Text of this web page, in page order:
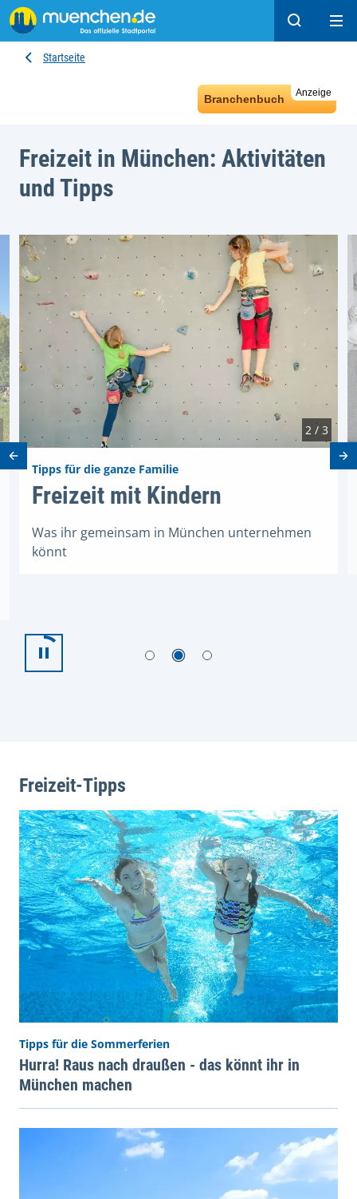
Suchen
Startseite
Anzeige
Branchenbuch
Freizeit in München: Aktivitäten
und Tipps
Vorheriges Element
2 / 3
Tipps für die ganze Familie
Freizeit mit Kindern
Freizeit mit Kindern
Was ihr gemeinsam in München unternehmen
könnt
Freizeit-Tipps
Tipps für die Sommerferien
Hurra! Raus nach draußen - das könnt ihr in
München machen